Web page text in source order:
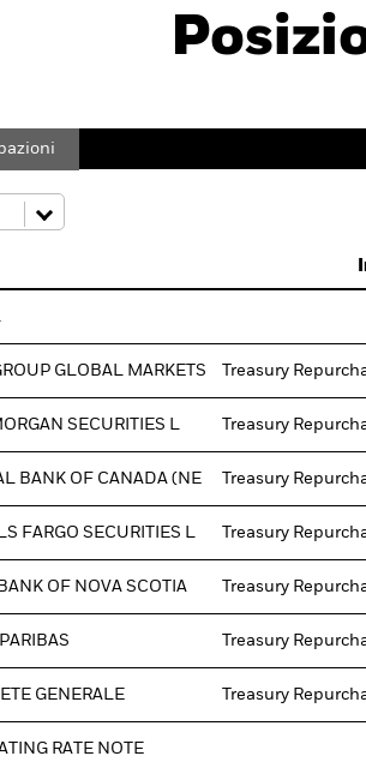
GLOBAL MARKETS Treasury
SECURITIES L Treasury
BANK OF CANADA (NE Treasury
FARGO SECURITIES L Treasury
OF NOVA SCOTIA Treasury
Treasury
GENERALE Treasury
RATE NOTE